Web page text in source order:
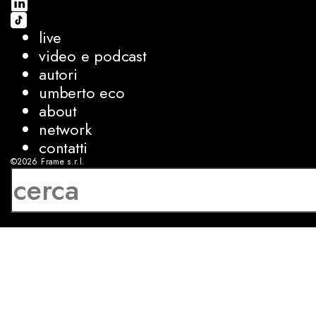
live
video e podcast
autori
umberto eco
about
network
contatti
©2026 Frame s.r.l.
P.IVA 08927250962
sviluppo:Luca Bunino